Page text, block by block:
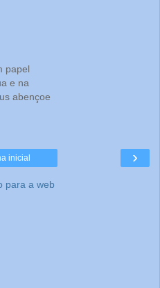
papel
e na
abençoe
›
inicial
para a web